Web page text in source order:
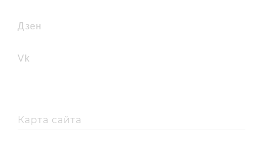
дзен
vk
Карта сайта